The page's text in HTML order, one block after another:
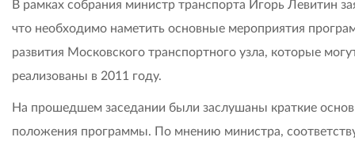
В рамках собрания министр транспорта Игорь Левитин
что необходимо наметить основные мероприятия
развития Московского транспортного узла, которые
реализованы в 2011 году.
На прошедшем заседании были заслушаны краткие
положения программы. По мнению министра,